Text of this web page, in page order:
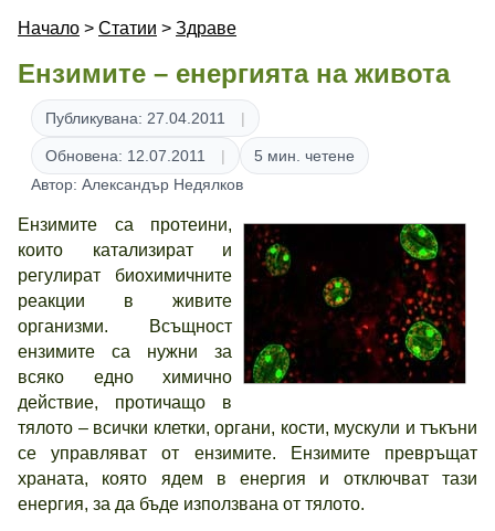
Начало > Статии > Здраве
Ензимите – енергията на живота
Публикувана: 27.04.2011
Обновена: 12.07.2011
5 мин. четене
Автор: Александър Недялков
Ензимите са протеини,
които катализират и
регулират биохимичните
реакции в живите
организми. Всъщност
ензимите са нужни за
всяко едно химично
действие, протичащо в
тялото – всички клетки, органи, кости, мускули и тъкъни
се управляват от ензимите. Ензимите превръщат
храната, която ядем в енергия и отключват тази
енергия, за да бъде използвана от тялото.